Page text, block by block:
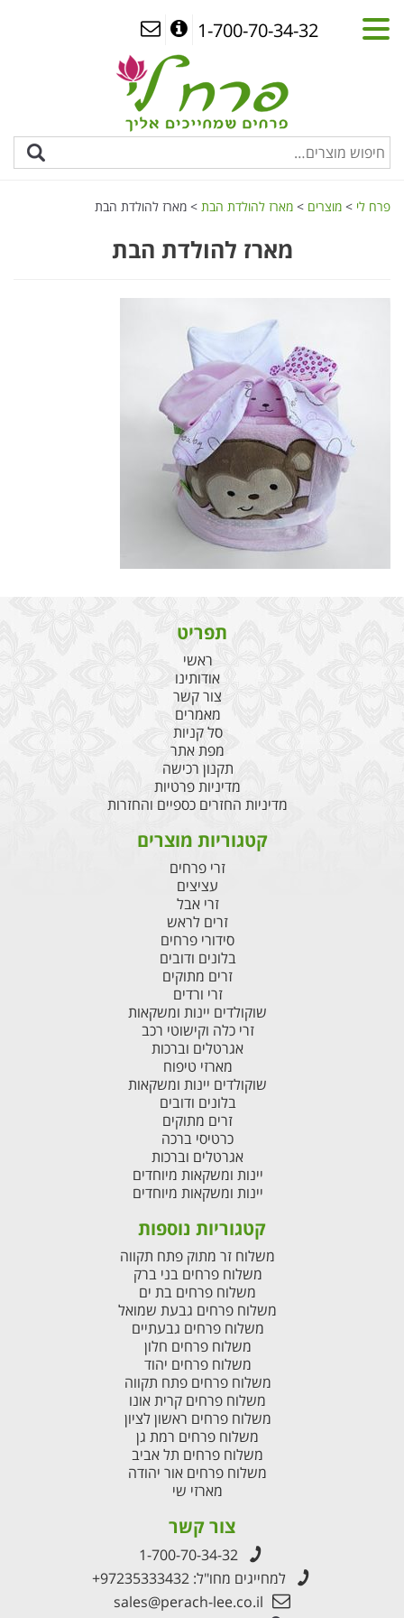
1-700-70-34-32
פרח לי > מוצרים > מארז להולדת הבת > מארז להולדת הבת
מארז להולדת הבת
תפריט
ראשי
אודותינו
צור קשר
מאמרים
סל קניות
מפת אתר
תקנון רכישה
מדיניות פרטיות
מדיניות החזרים כספיים והחזרות
קטגוריות מוצרים
זרי פרחים
עציצים
זרי אבל
זרים לראש
סידורי פרחים
בלונים ודובים
זרים מתוקים
זרי ורדים
שוקולדים יינות ומשקאות
זרי כלה וקישוטי רכב
אגרטלים וברכות
מארזי טיפוח
שוקולדים יינות ומשקאות
בלונים ודובים
זרים מתוקים
כרטיסי ברכה
אגרטלים וברכות
יינות ומשקאות מיוחדים
יינות ומשקאות מיוחדים
קטגוריות נוספות
משלוח זר מתוק פתח תקווה
משלוח פרחים בני ברק
משלוח פרחים בת ים
משלוח פרחים גבעת שמואל
משלוח פרחים גבעתיים
משלוח פרחים חלון
משלוח פרחים יהוד
משלוח פרחים פתח תקווה
משלוח פרחים קרית אונו
משלוח פרחים ראשון לציון
משלוח פרחים רמת גן
משלוח פרחים תל אביב
משלוח פרחים אור יהודה
מארזי שי
צור קשר
1-700-70-34-32
למחייגים מחו"ל:+97235333432
sales@perach-lee.co.il